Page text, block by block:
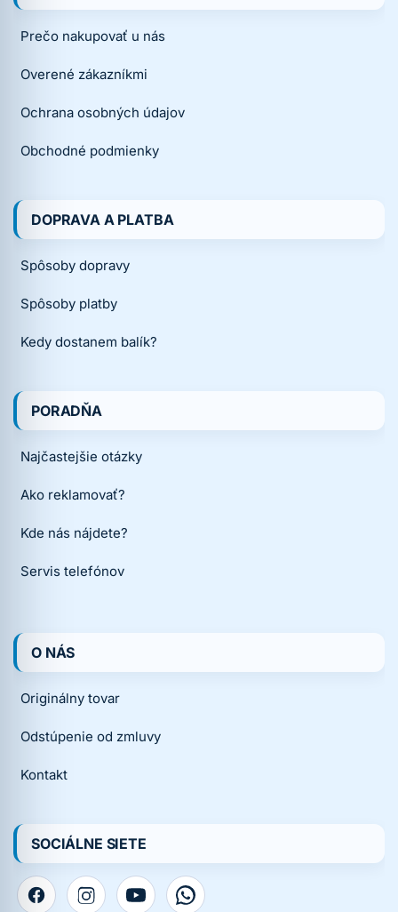
Prečo nakupovať u nás
Overené zákazníkmi
Ochrana osobných údajov
Obchodné podmienky
DOPRAVA A PLATBA
Spôsoby dopravy
Spôsoby platby
Kedy dostanem balík?
PORADŇA
Najčastejšie otázky
Ako reklamovať?
Kde nás nájdete?
Servis telefónov
O NÁS
Originálny tovar
Odstúpenie od zmluvy
Kontakt
SOCIÁLNE SIETE